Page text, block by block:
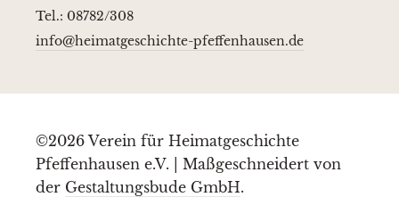
Tel.: 08782/308
info@heimatgeschichte-pfeffenhausen.de
©2026 Verein für Heimatgeschichte
Pfeffenhausen e.V. | Maßgeschneidert von
der Gestaltungsbude GmbH.